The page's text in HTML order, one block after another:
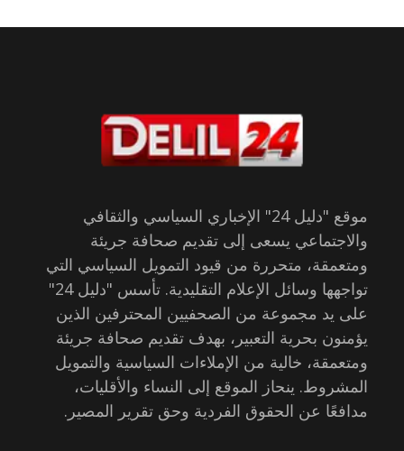
موقع "دليل 24" الإخباري السياسي والثقافي
والاجتماعي يسعى إلى تقديم صحافة جريئة
ومتعمقة، متحررة من قيود التمويل السياسي التي
تواجهها وسائل الإعلام التقليدية. تأسس "دليل 24"
على يد مجموعة من الصحفيين المحترفين الذين
يؤمنون بحرية التعبير، بهدف تقديم صحافة جريئة
ومتعمقة، خالية من الإملاءات السياسية والتمويل
المشروط. ينحاز الموقع إلى النساء والأقليات،
مدافعًا عن الحقوق الفردية وحق تقرير المصير.